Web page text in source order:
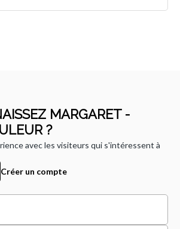
MARGARET -
?
avec les visiteurs qui s'intéressent à
Créer un compte